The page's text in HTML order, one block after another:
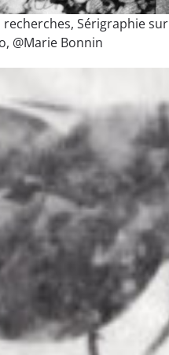
Sérigraphie sur
@Marie Bonnin